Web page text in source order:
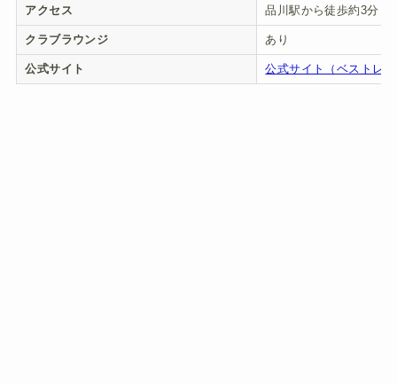
アクセス 品川駅から徒歩約3分
クラブラウンジ あり
公式サイト 公式サイト（ベストレ